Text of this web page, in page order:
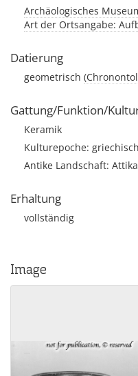
Archäologisches
Art der Ortsangabe:
Datierung
geometrisch
Gattung/Funktion/
Keramik
Kulturepoche: griechisch
Antike Landschaft: Attika
Erhaltung
vollständig
Image